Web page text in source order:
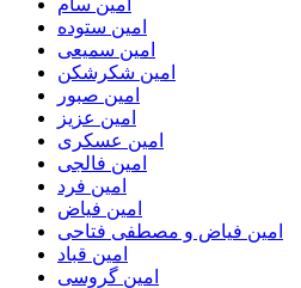
امین ستوده
امین سمیعی
امین شکرشکن
امین صبور
امین عزیز
امین عسکری
امین فالجی
امین فرد
امین فیاض
امین فیاض و مصطفی فتاحی
امین قباد
امین گروسی